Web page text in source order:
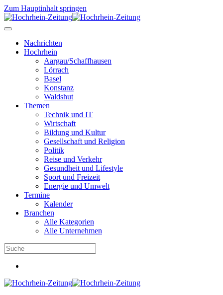
Zum Hauptinhalt springen
Nachrichten
Hochrhein
Aargau/Schaffhausen
Lörrach
Basel
Konstanz
Waldshut
Themen
Technik und IT
Wirtschaft
Bildung und Kultur
Gesellschaft und Religion
Politik
Reise und Verkehr
Gesundheit und Lifestyle
Sport und Freizeit
Energie und Umwelt
Termine
Kalender
Branchen
Alle Kategorien
Alle Unternehmen